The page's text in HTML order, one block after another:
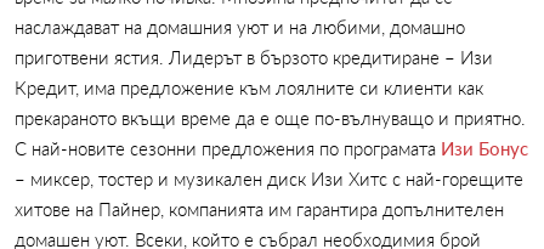
наслаждават на домашния уют и на любими, домашно
приготвени ястия. Лидерът в бързото кредитиране – Изи
Кредит, има предложение към лоялните си клиенти как
прекараното вкъщи време да е още по-вълнуващо и приятно.
С най-новите сезонни предложения по програмата Изи Бонус
– миксер, тостер и музикален диск Изи Хитс с най-горещите
хитове на Пайнер, компанията им гарантира допълнителен
домашен уют. Всеки, който е събрал необходимия брой